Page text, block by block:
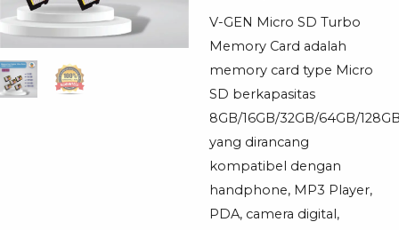
V-GEN Micro SD Turbo
Memory Card adalah
memory card type Micro
SD berkapasitas
8GB/16GB/32GB/64GB/
yang dirancang
kompatibel dengan
handphone, MP3 Player,
PDA, camera digital,